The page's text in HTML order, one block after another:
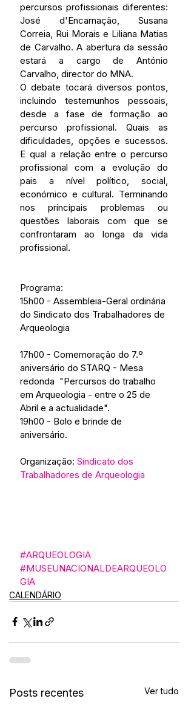
percursos profissionais diferentes:
José d'Encarnação, Susana
Correia, Rui Morais e Liliana Matias
de Carvalho. A abertura da sessão
estará a cargo de António
Carvalho, director do MNA.
O debate tocará diversos pontos,
incluindo testemunhos pessoais,
desde a fase de formação ao
percurso profissional. Quais as
dificuldades, opções e sucessos.
E qual a relação entre o percurso
profissional com a evolução do
pais a nível político, social,
económico e cultural. Terminando
nos principais problemas ou
questões laborais com que se
confrontaram ao longa da vida
profissional.
Programa:
15h00 - Assembleia-Geral ordinária
do Sindicato dos Trabalhadores de
Arqueologia
17h00 - Comemoração do 7.º
aniversário do STARQ - Mesa
redonda  "Percursos do trabalho
em Arqueologia - entre o 25 de
Abril e a actualidade".
19h00 - Bolo e brinde de
aniversário.
Organização: Sindicato dos
Trabalhadores de Arqueologia
#ARQUEOLOGIA
#MUSEUNACIONALDEARQUEOLO
GIA
CALENDÁRIO
Posts recentes Ver tudo